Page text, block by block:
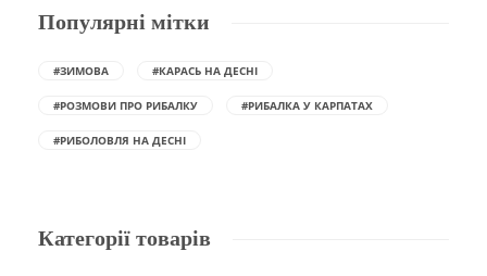
Популярні мітки
#ЗИМОВА #КАРАСЬ НА ДЕСНІ
#РОЗМОВИ ПРО РИБАЛКУ #РИБАЛКА У КАРПАТАХ
#РИБОЛОВЛЯ НА ДЕСНІ
Категорії товарів